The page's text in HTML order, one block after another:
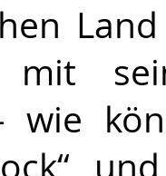
wie